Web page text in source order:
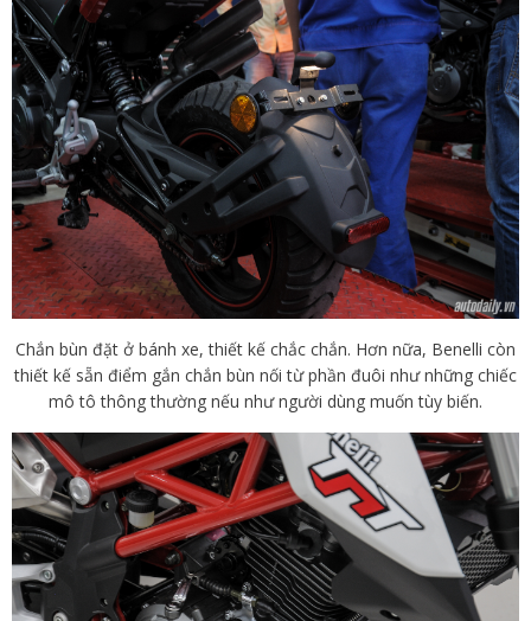
Chắn bùn đặt ở bánh xe, thiết kế chắc chắn. Hơn nữa, Benelli còn
thiết kế sẵn điểm gắn chắn bùn nối từ phần đuôi như những chiếc
mô tô thông thường nếu như người dùng muốn tùy biến.